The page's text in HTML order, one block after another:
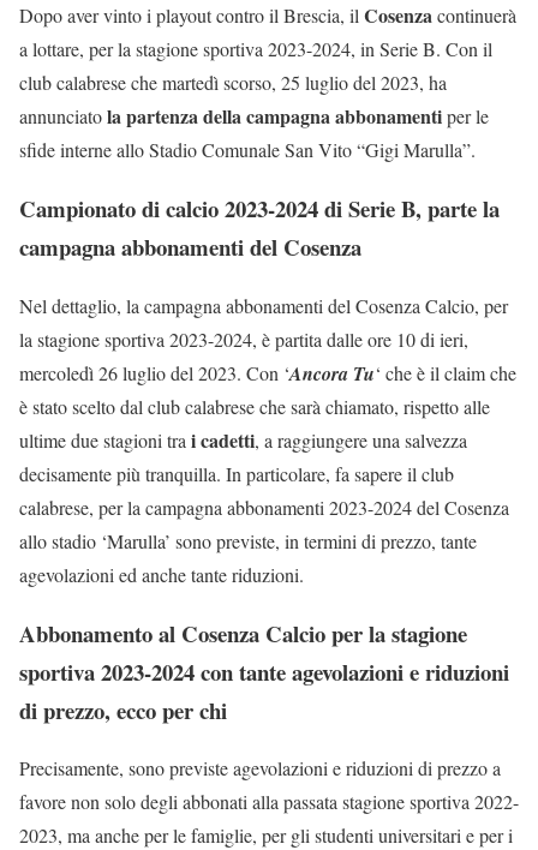
Dopo aver vinto i playout contro il Brescia, ilCosenzacontinuerà
a lottare, per la stagione sportiva 2023-2024, in Serie B. Con il
club calabrese che martedì scorso, 25 luglio del 2023, ha
annunciatola partenza della campagna abbonamentiper le
sfide interne allo Stadio Comunale San Vito “Gigi Marulla”.
Campionato di calcio 2023-2024 di Serie B, parte la
campagna abbonamenti del Cosenza
Nel dettaglio, la campagna abbonamenti del Cosenza Calcio, per
la stagione sportiva 2023-2024, è partita dalle ore 10 di ieri,
mercoledì 26 luglio del 2023. Con ‘Ancora Tu‘ che è il claim che
è stato scelto dal club calabrese che sarà chiamato, rispetto alle
ultime due stagioni tra i cadetti, a raggiungere una salvezza
decisamente più tranquilla. In particolare, fa sapere il club
calabrese, per la campagna abbonamenti 2023-2024 del Cosenza
allo stadio ‘Marulla’ sono previste, in termini di prezzo, tante
agevolazioni ed anche tante riduzioni.
Abbonamento al Cosenza Calcio per la stagione
sportiva 2023-2024 con tante agevolazioni e riduzioni
di prezzo, ecco per chi
Precisamente, sono previste agevolazioni e riduzioni di prezzo a
favore non solo degli abbonati alla passata stagione sportiva 2022-
2023, ma anche per le famiglie, per gli studenti universitari e per i